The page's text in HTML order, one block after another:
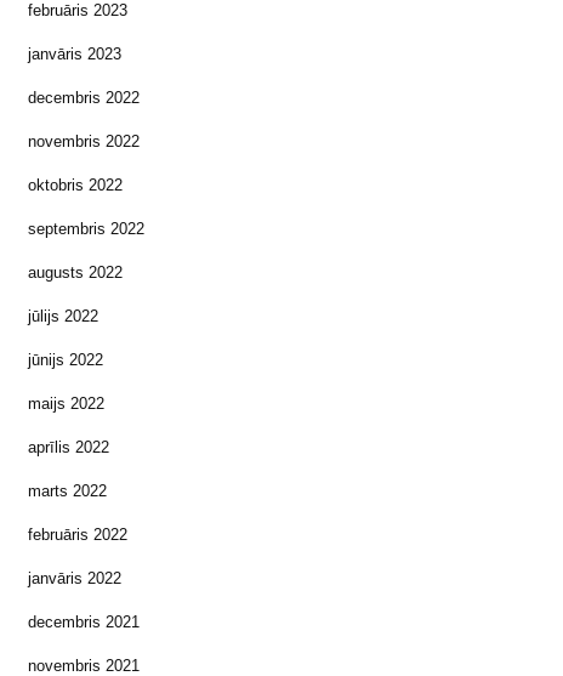
februāris 2023
janvāris 2023
decembris 2022
novembris 2022
oktobris 2022
septembris 2022
augusts 2022
jūlijs 2022
jūnijs 2022
maijs 2022
aprīlis 2022
marts 2022
februāris 2022
janvāris 2022
decembris 2021
novembris 2021